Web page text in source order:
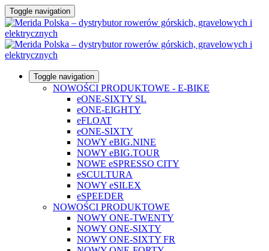
Toggle navigation
Toggle navigation
NOWOŚCI PRODUKTOWE - E-BIKE
eONE-SIXTY SL
eONE-EIGHTY
eFLOAT
eONE-SIXTY
NOWY eBIG.NINE
NOWY eBIG.TOUR
NOWE eSPRESSO CITY
eSCULTURA
NOWY eSILEX
eSPEEDER
NOWOŚCI PRODUKTOWE
NOWY ONE-TWENTY
NOWY ONE-SIXTY
NOWY ONE-SIXTY FR